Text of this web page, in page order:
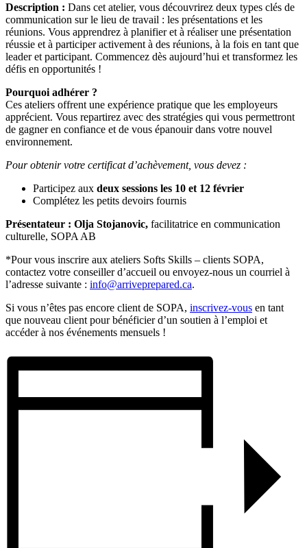
Description : Dans cet atelier, vous découvrirez deux types clés de
communication sur le lieu de travail : les présentations et les
réunions. Vous apprendrez à planifier et à réaliser une présentation
réussie et à participer activement à des réunions, à la fois en tant que
leader et participant. Commencez dès aujourd’hui et transformez les
défis en opportunités !
Pourquoi adhérer ?
Ces ateliers offrent une expérience pratique que les employeurs
apprécient. Vous repartirez avec des stratégies qui vous permettront
de gagner en confiance et de vous épanouir dans votre nouvel
environnement.
Pour obtenir votre certificat d’achèvement, vous devez :
Participez aux deux sessions les 10 et 12 février
Complétez les petits devoirs fournis
Présentateur : Olja Stojanovic, facilitatrice en communication
culturelle, SOPA AB
*Pour vous inscrire aux ateliers Softs Skills – clients SOPA,
contactez votre conseiller d’accueil ou envoyez-nous un courriel à
l’adresse suivante : info@arriveprepared.ca.
Si vous n’êtes pas encore client de SOPA, inscrivez-vous en tant
que nouveau client pour bénéficier d’un soutien à l’emploi et
accéder à nos événements mensuels !